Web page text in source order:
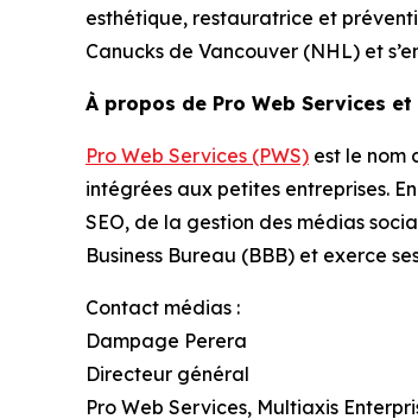
esthétique, restauratrice et
Canucks de Vancouver (NHL) et
À propos de Pro Web Services
Pro Web Services (PWS) est le nom
intégrées aux petites entreprises.
SEO, de la gestion des médias
Business Bureau (BBB) et exerce
Contact médias :
Dampage Perera
Directeur général
Pro Web Services, Multiaxis